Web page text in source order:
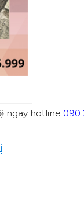
ngay hotline 090